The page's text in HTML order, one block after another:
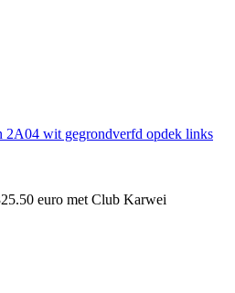
2A04 wit gegrondverfd opdek links
euro met Club Karwei